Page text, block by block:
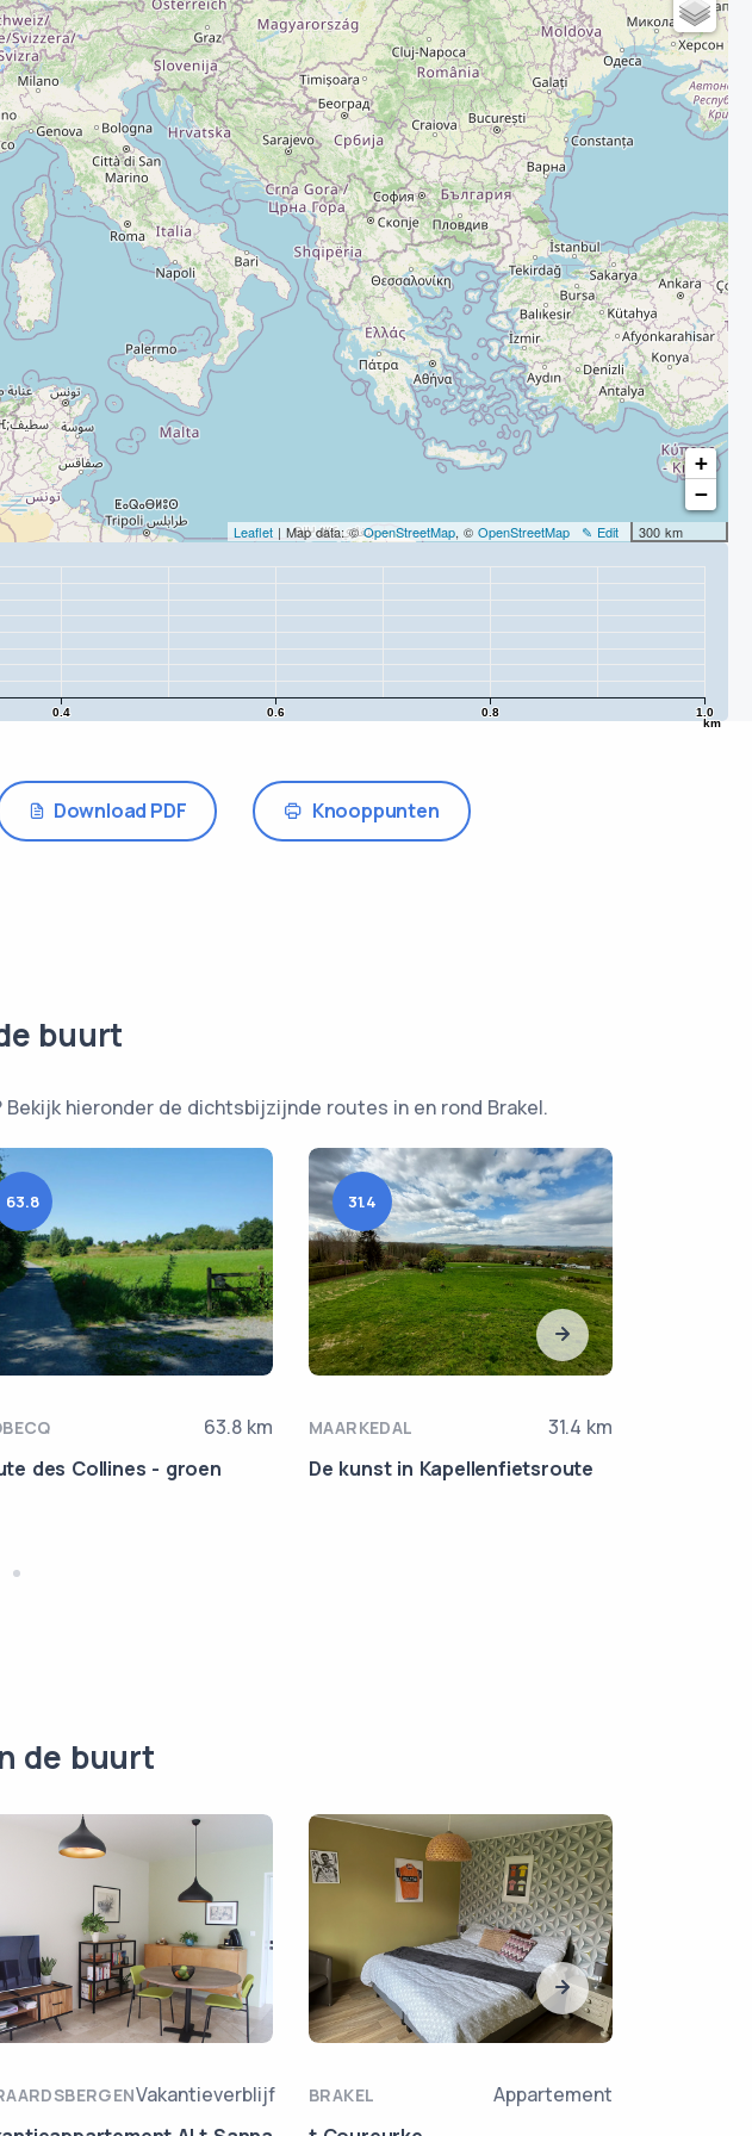
+
−
300 km
✎ Edit
Leaflet | Map data: ©OpenStreetMap, © OpenStreetMap
0.4 0.6 0.8 1.0
km
Download PDF Knooppunten
buurt
hieronder de dichtsbijzijnde routes in en rond Brakel.
63.8
63.8 km
des Collines - groen
31.4
MAARKEDAL
31.4 km
De kunst in Kapellenfietsroute
de buurt
Vakantieverblijf
BRAKEL
Appartement